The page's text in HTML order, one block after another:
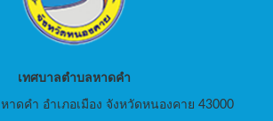
เทศบาลตำบลหาดคำ
าดคำ อำเภอเมือง จังหวัดหนองคาย 43000